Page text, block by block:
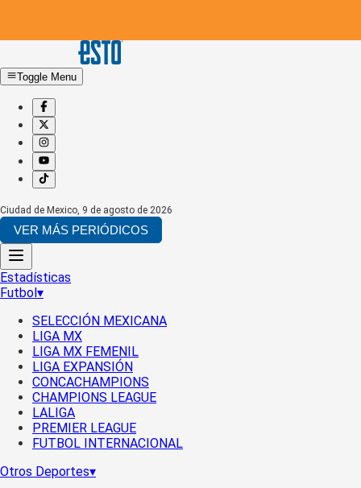
Toggle Menu
Ciudad de Mexico, 9 de agosto de 2026
VER MÁS PERIÓDICOS
Estadísticas
Futbol▾
SELECCIÓN MEXICANA
LIGA MX
LIGA MX FEMENIL
LIGA EXPANSIÓN
CONCACHAMPIONS
CHAMPIONS LEAGUE
LALIGA
PREMIER LEAGUE
FUTBOL INTERNACIONAL
Otros Deportes▾